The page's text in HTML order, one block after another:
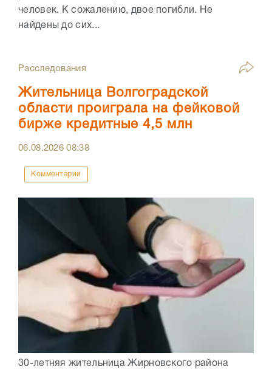
человек. К сожалению, двое погибли. Не
найдены до сих...
Расследования
Жительница Волгоградской
области проиграла на фейковой
бирже кредитные 4,5 млн
06.08.202608:38
Комментарии
30-летняя жительница Жирновского района